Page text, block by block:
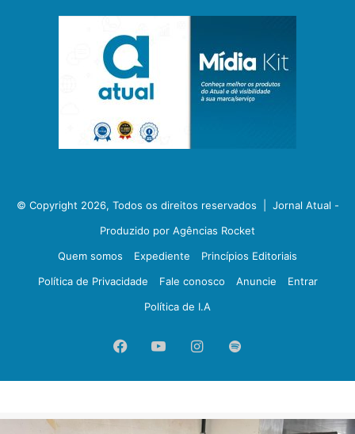
© Copyright 2026, Todos os direitos reservados | Jornal Atual -
Produzido por Agências Rocket
Quem somos
Expediente
Princípios Editoriais
Política de Privacidade
Fale conosco Anuncie
Entrar
Política de I.A
FacebookYouTubeInstagram
Spotify